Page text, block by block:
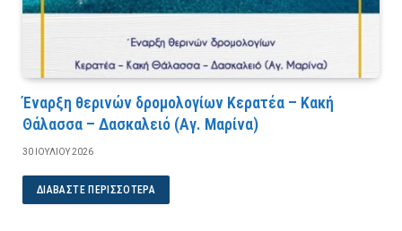
Έναρξη θερινών δρομολογίων Κερατέα – Κακή
Θάλασσα – Δασκαλειό (Αγ. Μαρίνα)
30 ΙΟΥΛΊΟΥ 2026
ΔΙΑΒΆΣΤΕ ΠΕΡΙΣΣΌΤΕΡΑ